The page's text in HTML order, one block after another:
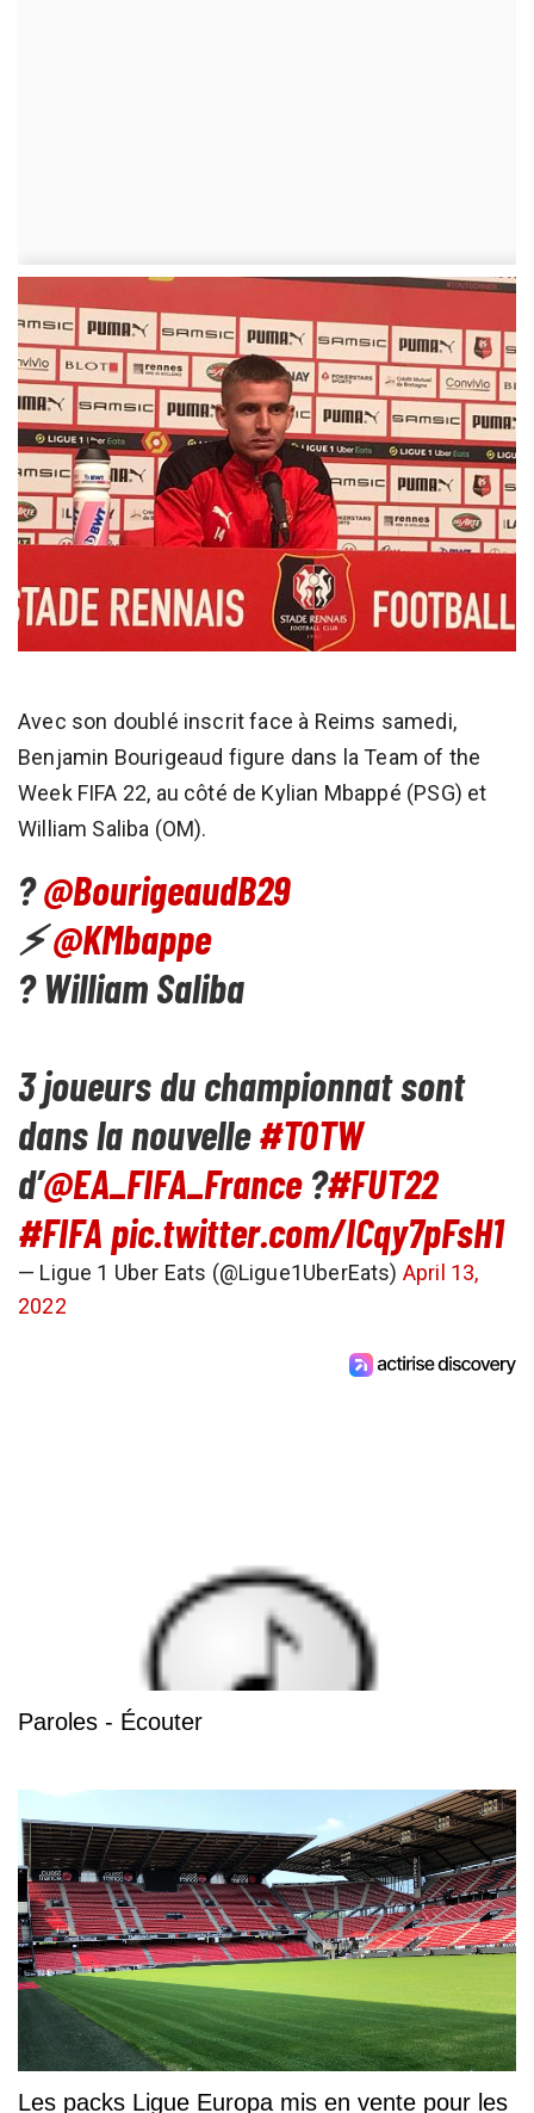
Avec son doublé inscrit face à Reims samedi,
Benjamin Bourigeaud figure dans la Team of the
Week FIFA 22, au côté de Kylian Mbappé (PSG) et
William Saliba (OM).
?@BourigeaudB29
⚡@KMbappe
? William Saliba
3 joueurs du championnat sont
dans la nouvelle#TOTW
d’@EA_FIFA_France?#FUT22
#FIFA pic.twitter.com/ICqy7pFsH1
— Ligue 1 Uber Eats (@Ligue1UberEats) April 13,
2022
Paroles - Écouter
Les packs Ligue Europa mis en vente pour les